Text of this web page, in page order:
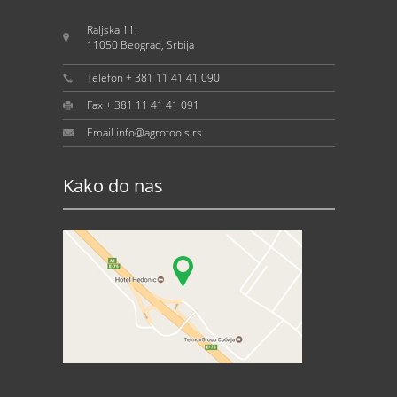
Raljska 11,
11050 Beograd, Srbija
Telefon + 381 11 41 41 090
Fax + 381 11 41 41 091
Email info@agrotools.rs
Kako do nas